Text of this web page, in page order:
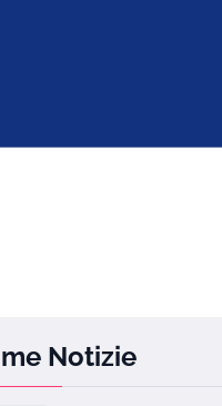
Notizie